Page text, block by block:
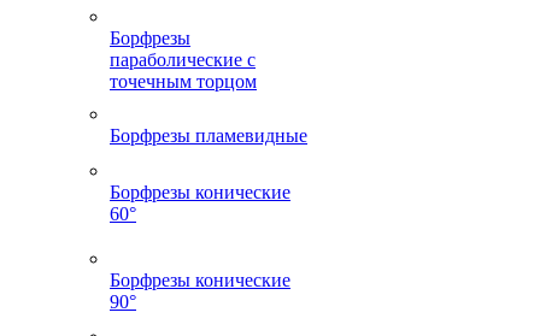
Борфрезы
параболические с
точечным торцом
Борфрезы пламевидные
Борфрезы конические
60°
Борфрезы конические
90°